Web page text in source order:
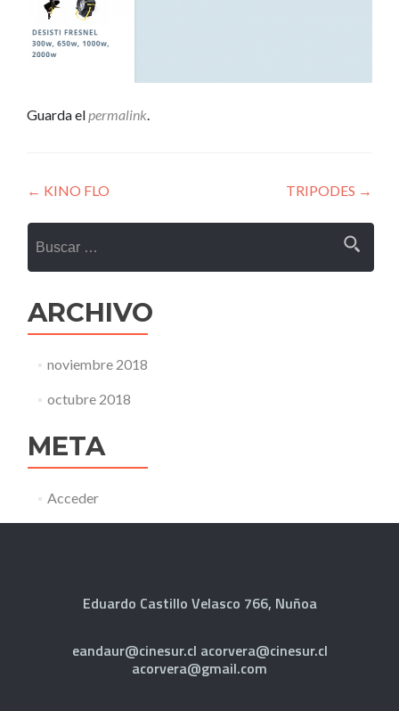
Guarda elpermalink.
Navegación
de
entradas
← KINO FLO TRIPODES →
ARCHIVO
noviembre 2018
octubre 2018
META
Acceder
Eduardo Castillo Velasco 766, Nuñoa
eandaur@cinesur.cl acorvera@cinesur.cl
acorvera@gmail.com